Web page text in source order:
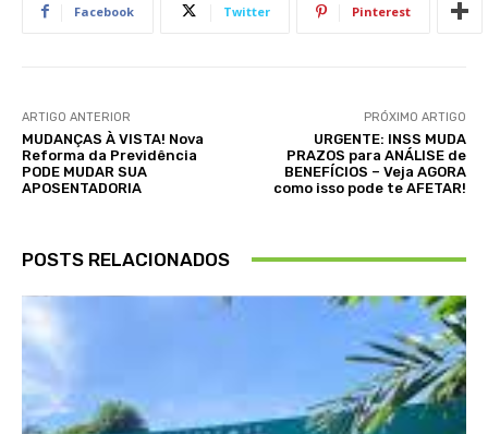
Facebook Twitter Pinterest
ARTIGO ANTERIOR
MUDANÇAS À VISTA! Nova
Reforma da Previdência
PODE MUDAR SUA
APOSENTADORIA
PRÓXIMO ARTIGO
URGENTE: INSS MUDA
PRAZOS para ANÁLISE de
BENEFÍCIOS – Veja AGORA
como isso pode te AFETAR!
POSTS RELACIONADOS